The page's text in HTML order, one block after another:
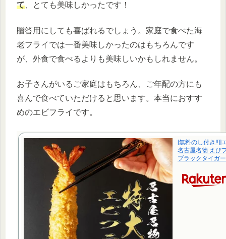
て、とても美味しかったです！
贈答用にしても喜ばれるでしょう。家庭で食べた海
老フライでは一番美味しかったのはもちろんです
が、外食で食べるよりも美味しいかもしれません。
お子さんがいるご家庭はもちろん、ご年配の方にも
喜んで食べていただけると思います。本当におすす
めのエビフライです。
[無料のし付き!!]]
名古屋名物 えび
ブラックタイガ